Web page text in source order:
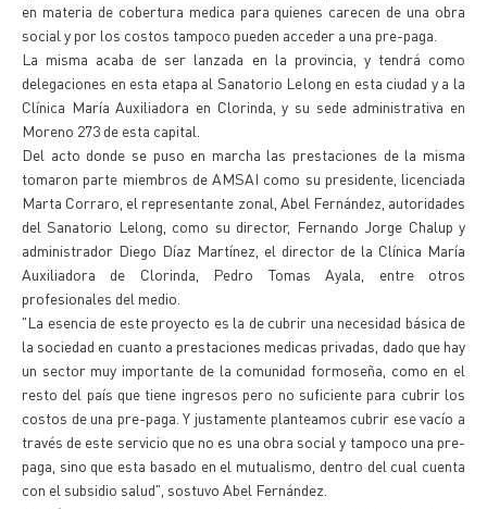
en materia de cobertura medica para quienes carecen de una obra
social y por los costos tampoco pueden acceder a una pre-paga.
La misma acaba de ser lanzada en la provincia, y tendrá como
delegaciones en esta etapa al Sanatorio Lelong en esta ciudad y a la
Clínica María Auxiliadora en Clorinda, y su sede administrativa en
Moreno 273 de esta capital.
Del acto donde se puso en marcha las prestaciones de la misma
tomaron parte miembros de AMSAI como su presidente, licenciada
Marta Corraro, el representante zonal, Abel Fernández, autoridades
del Sanatorio Lelong, como su director, Fernando Jorge Chalup y
administrador Diego Díaz Martínez, el director de la Clínica María
Auxiliadora de Clorinda, Pedro Tomas Ayala, entre otros
profesionales del medio.
"La esencia de este proyecto es la de cubrir una necesidad básica de
la sociedad en cuanto a prestaciones medicas privadas, dado que hay
un sector muy importante de la comunidad formoseña, como en el
resto del país que tiene ingresos pero no suficiente para cubrir los
costos de una pre-paga. Y justamente planteamos cubrir ese vacío a
través de este servicio que no es una obra social y tampoco una pre-
paga, sino que esta basado en el mutualismo, dentro del cual cuenta
con el subsidio salud", sostuvo Abel Fernández.